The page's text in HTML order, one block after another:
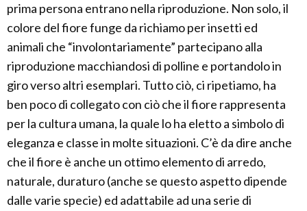
prima persona entrano nella riproduzione. Non solo, il
colore del fiore funge da richiamo per insetti ed
animali che “involontariamente” partecipano alla
riproduzione macchiandosi di polline e portandolo in
giro verso altri esemplari. Tutto ciò, ci ripetiamo, ha
ben poco di collegato con ciò che il fiore rappresenta
per la cultura umana, la quale lo ha eletto a simbolo di
eleganza e classe in molte situazioni. C’è da dire anche
che il fiore è anche un ottimo elemento di arredo,
naturale, duraturo (anche se questo aspetto dipende
dalle varie specie) ed adattabile ad una serie di